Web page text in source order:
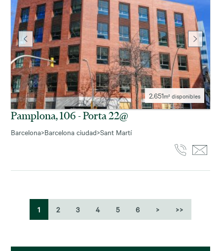
2.651m² disponibles
Pamplona, 106 - Porta 22@
Barcelona>Barcelona ciudad>Sant Martí
1 2 3 4 5 6 > >>